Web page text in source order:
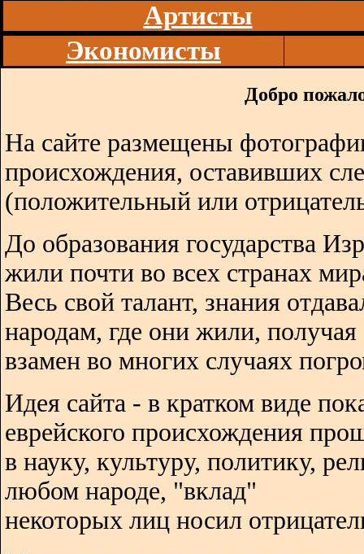
Артисты
Экономисты
Добро
На сайте размещены
происхождения, оставивших
(положительный или
До образования государства
жили почти во всех странах
Весь свой талант, знания
народам, где они жили, получая
взамен во многих случаях
Идея сайта - в кратком виде
еврейского происхождения
в науку, культуру, политику,
любом народе, "вклад"
некоторых лиц носил